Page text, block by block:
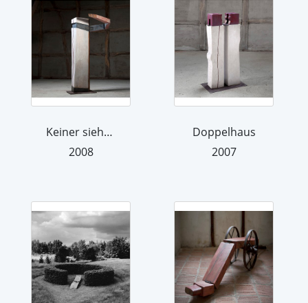
Keiner sieht mich
2008
Doppelhaus
2007